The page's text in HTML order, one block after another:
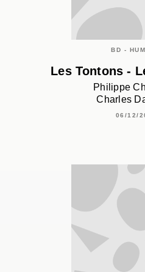
BD -
Les Tontons -
Philippe
Charles
06/12/